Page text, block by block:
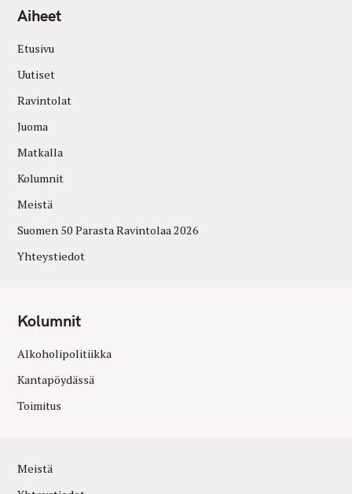
Aiheet
Etusivu
Uutiset
Ravintolat
Juoma
Matkalla
Kolumnit
Meistä
Suomen 50 Parasta Ravintolaa 2026
Yhteystiedot
Kolumnit
Alkoholipolitiikka
Kantapöydässä
Toimitus
Meistä